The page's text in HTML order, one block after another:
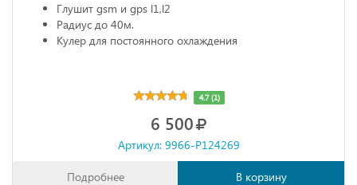
Глушит gsm и gps l1,l2
Радиус до 40м.
Кулер для постоянного охлаждения
4.7 (1)
6 500
Артикул: 9966-P124269
Подробнее В корзину